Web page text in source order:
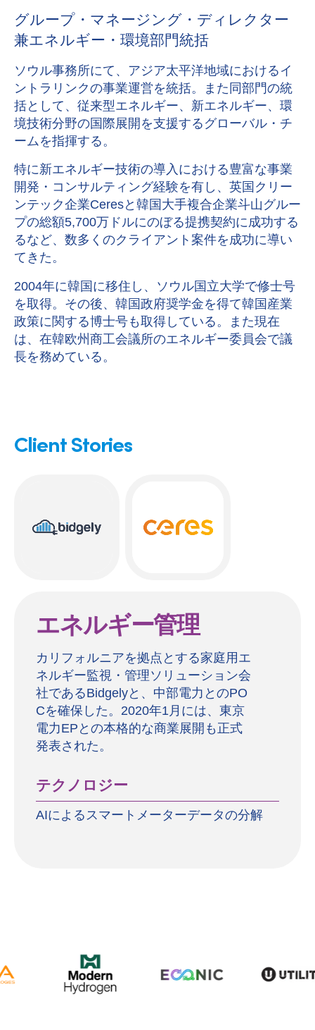
グループ・マネージング・ディレクター
兼エネルギー・環境部門統括
ソウル事務所にて、アジア太平洋地域におけるイ
ントラリンクの事業運営を統括。また同部門の統
括として、従来型エネルギー、新エネルギー、環
境技術分野の国際展開を支援するグローバル・チ
ームを指揮する。
特に新エネルギー技術の導入における豊富な事業
開発・コンサルティング経験を有し、英国クリー
ンテック企業Ceresと韓国大手複合企業斗山グルー
プの総額5,700万ドルにのぼる提携契約に成功する
るなど、数多くのクライアント案件を成功に導い
てきた。
2004年に韓国に移住し、ソウル国立大学で修士号
を取得。その後、韓国政府奨学金を得て韓国産業
政策に関する博士号も取得している。また現在
は、在韓欧州商工会議所のエネルギー委員会で議
長を務めている。
Client Stories
エネルギー管理
カリフォルニアを拠点とする家庭用エ
ネルギー監視・管理ソリューション会
社であるBidgelyと、中部電力とのPO
Cを確保した。2020年1月には、東京
電力EPとの本格的な商業展開も正式
発表された。
テクノロジー
AIによるスマートメーターデータの分解